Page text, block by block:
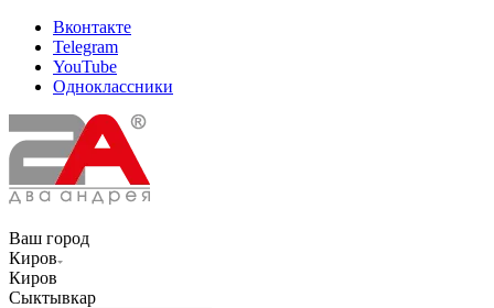
Вконтакте
Telegram
YouTube
Одноклассники
Ваш город
Киров
Киров
Сыктывкар